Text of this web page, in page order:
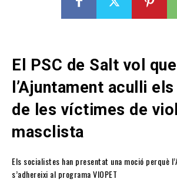
El PSC de Salt vol que
l’Ajuntament aculli
de les víctimes de
masclista
Els socialistes han presentat una moció perquè
s’adhereixi al programa VIOPET